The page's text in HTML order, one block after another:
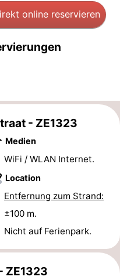
online reservieren
- ZE1323
Medien
WiFi / WLAN Internet.
Location
Entfernung zum Strand:
±100 m.
Nicht auf Ferienpark.
ZE1323